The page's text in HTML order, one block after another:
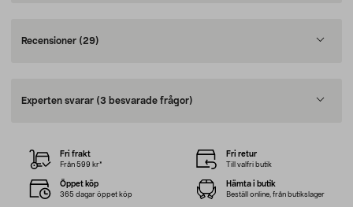
Recensioner (29)
Experten svarar (3 besvarade frågor)
Fri frakt
Från 599 kr*
Fri retur
Till valfri butik
Öppet köp
365 dagar öppet köp
Hämta i butik
Beställ online, från butikslager